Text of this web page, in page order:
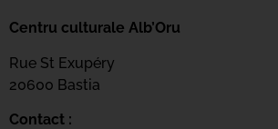
Centru culturale Alb’Oru
Rue St Exupéry
20600 Bastia
Contact :